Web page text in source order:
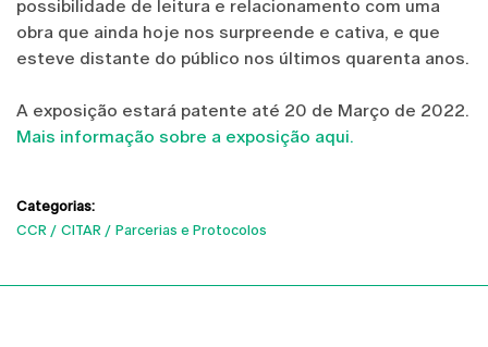
possibilidade de leitura e relacionamento com uma
obra que ainda hoje nos surpreende e cativa, e que
esteve distante do público nos últimos quarenta anos.
A exposição estará patente até 20 de Março de 2022.
Mais informação sobre a exposição aqui.
Categorias:
CCR
CITAR Parcerias e Protocolos